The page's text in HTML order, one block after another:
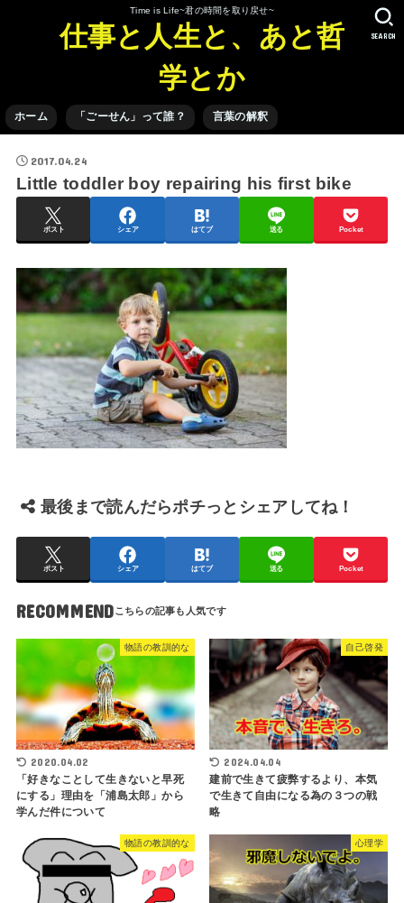
Time is Life~君の時間を取り戻せ~
仕事と人生と、あと哲
学とか
ホーム 「ごーせん」って誰？ 言葉の解釈
SEARCH
2017.04.24
Little toddler boy repairing his first bike
ポスト シェア はてブ 送る Pocket
最後まで読んだらポチっとシェアしてね！
ポスト シェア はてブ 送る Pocket
RECOMMEND
物語の教訓的な
2020.04.02
「好きなことして生きないと早死
にする」理由を「浦島太郎」から
学んだ件について
自己啓発
2024.04.04
建前で生きて疲弊するより、本気
で生きて自由になる為の３つの戦
略
物語の教訓的な 心理学